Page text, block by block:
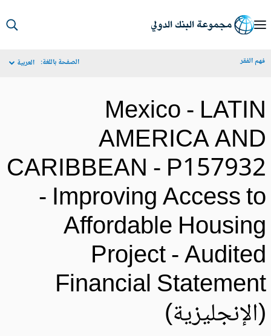
الفقر الصفحة باللغة: العربية
Mexico -
AMERICA
CARIBBEAN -
- Improving Access
Affordable
Project -
Financial